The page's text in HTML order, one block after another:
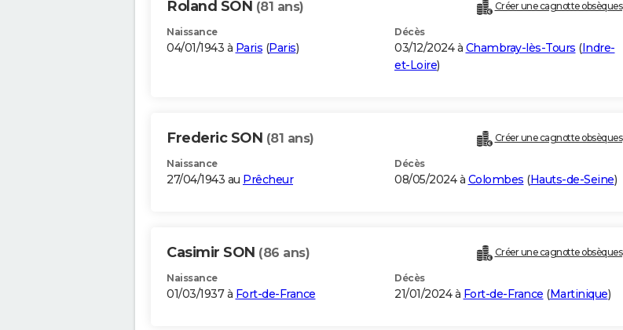
Roland SON (81 ans) Créer une cagnotte obsèques
Naissance
04/01/1943 à Paris (Paris)
Décès
03/12/2024 à Chambray-lès-Tours (Indre-
et-Loire)
Frederic SON (81 ans) Créer une cagnotte obsèques
Naissance
27/04/1943 au Prêcheur
Décès
08/05/2024 à Colombes (Hauts-de-Seine)
Casimir SON (86 ans) Créer une cagnotte obsèques
Naissance
01/03/1937 à Fort-de-France
Décès
21/01/2024 à Fort-de-France (Martinique)